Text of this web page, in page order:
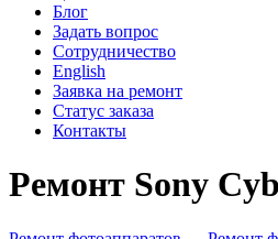
Блог
Задать вопрос
Сотрудничество
English
Заявка на ремонт
Статус заказа
Контакты
Ремонт Sony